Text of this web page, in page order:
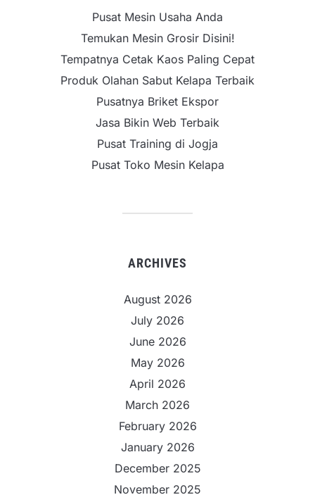
Pusat Mesin Usaha Anda
Temukan Mesin Grosir Disini!
Tempatnya Cetak Kaos Paling Cepat
Produk Olahan Sabut Kelapa Terbaik
Pusatnya Briket Ekspor
Jasa Bikin Web Terbaik
Pusat Training di Jogja
Pusat Toko Mesin Kelapa
ARCHIVES
August 2026
July 2026
June 2026
May 2026
April 2026
March 2026
February 2026
January 2026
December 2025
November 2025